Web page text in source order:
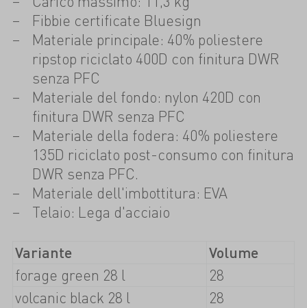
Fibbie certificate Bluesign
Materiale principale: 40% poliestere
ripstop riciclato 400D con finitura DWR
senza PFC
Materiale del fondo: nylon 420D con
finitura DWR senza PFC
Materiale della fodera: 40% poliestere
135D riciclato post-consumo con finitura
DWR senza PFC.
Materiale dell'imbottitura: EVA
Telaio: Lega d'acciaio
Variante
Volume
forage green 28 l
28
volcanic black 28 l
28